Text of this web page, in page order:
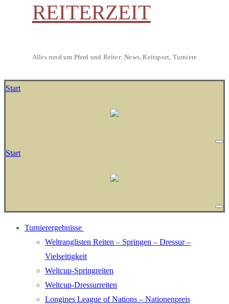
REITERZEIT
Alles rund um Pferd und Reiter: News, Reitsport, Turniere
Start
Start
Turnierergebnisse
Weltranglisten Reiten – Springen – Dressur –
Vielseitigkeit
Weltcup-Springreiten
Weltcup-Dressurreiten
Longines League of Nations – Nationenpreis